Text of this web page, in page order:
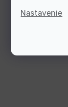
Nastavenie